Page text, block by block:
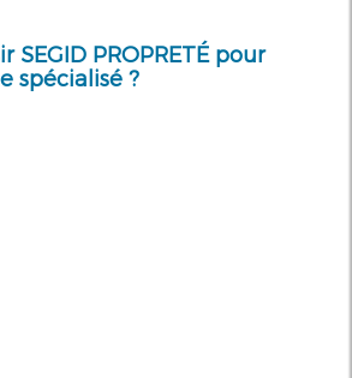
SEGID PROPRETÉ pour
spécialisé ?